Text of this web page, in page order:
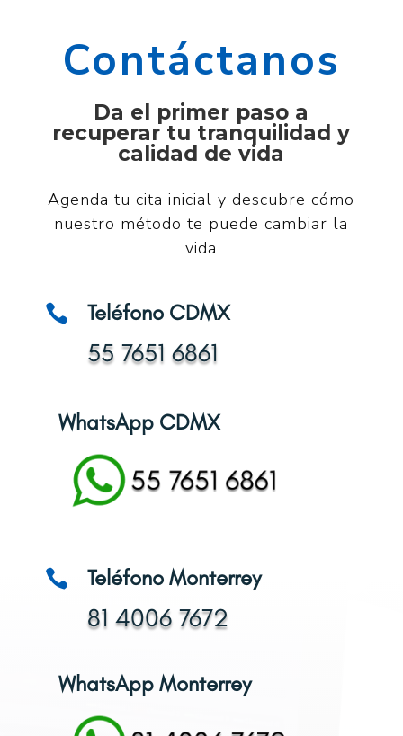
Contáctanos
Da el primer paso a
recuperar tu tranquilidad y
calidad de vida
Agenda tu cita inicial y descubre cómo
nuestro método te puede cambiar la
vida
 Teléfono CDMX
55 7651 6861
WhatsApp CDMX
 Teléfono Monterrey
81 4006 7672
WhatsApp Monterrey